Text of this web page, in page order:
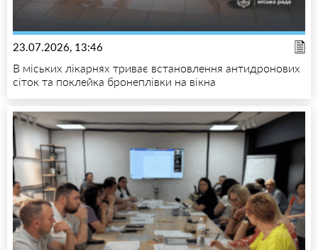
23.07.2026, 13:46
В міських лікарнях триває встановлення антидронових
сіток та поклейка бронеплівки на вікна